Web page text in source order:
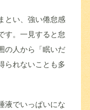
とい、強い倦怠感
す。一見すると怠
の人から「眠いだ
られないことも多
液でいっぱいにな